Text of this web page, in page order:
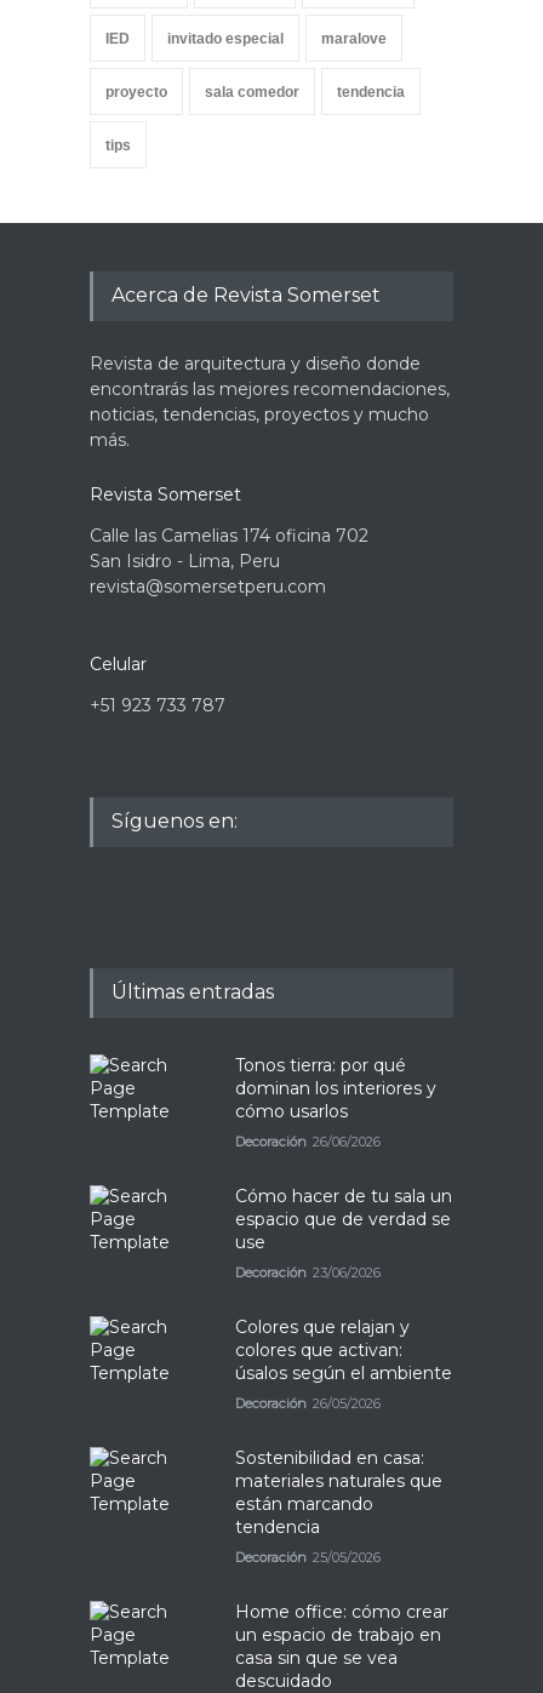
IED invitado especial maralove
proyecto sala comedor tendencia
tips
Acerca de Revista Somerset
Revista de arquitectura y diseño donde
encontrarás las mejores recomendaciones,
noticias, tendencias, proyectos y mucho
más.
Revista Somerset
Calle las Camelias 174 oficina 702
San Isidro - Lima, Peru
revista@somersetperu.com
Celular
+51 923 733 787
Síguenos en:
Últimas entradas
Tonos tierra: por qué
dominan los interiores y
cómo usarlos
Decoración 26/06/2026
Cómo hacer de tu sala un
espacio que de verdad se
use
Decoración 23/06/2026
Colores que relajan y
colores que activan:
úsalos según el ambiente
Decoración 26/05/2026
Sostenibilidad en casa:
materiales naturales que
están marcando
tendencia
Decoración 25/05/2026
Home office: cómo crear
un espacio de trabajo en
casa sin que se vea
descuidado